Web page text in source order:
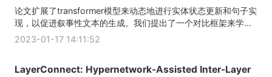
论文扩展了transformer模型来动态地进行实体状态更新和句子实
现，以促进叙事性文本的生成。我们提出了一个对比框架来学...
2023-01-17 14:11:52
LayerConnect: Hypernetwork-Assisted Inter-Layer